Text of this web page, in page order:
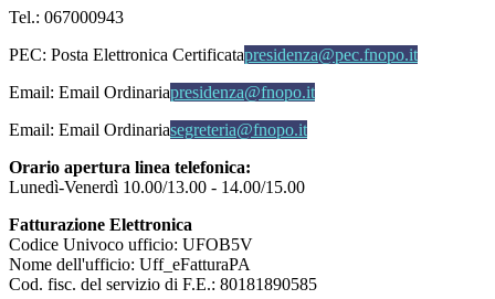
Tel.: 067000943
PEC: Posta Elettronica Certificatapresidenza@pec.fnopo.it
Email: Email Ordinariapresidenza@fnopo.it
Email: Email Ordinariasegreteria@fnopo.it
Orario apertura linea telefonica:
Lunedì-Venerdì 10.00/13.00 - 14.00/15.00
Fatturazione Elettronica
Codice Univoco ufficio: UFOB5V
Nome dell'ufficio: Uff_eFatturaPA
Cod. fisc. del servizio di F.E.: 80181890585